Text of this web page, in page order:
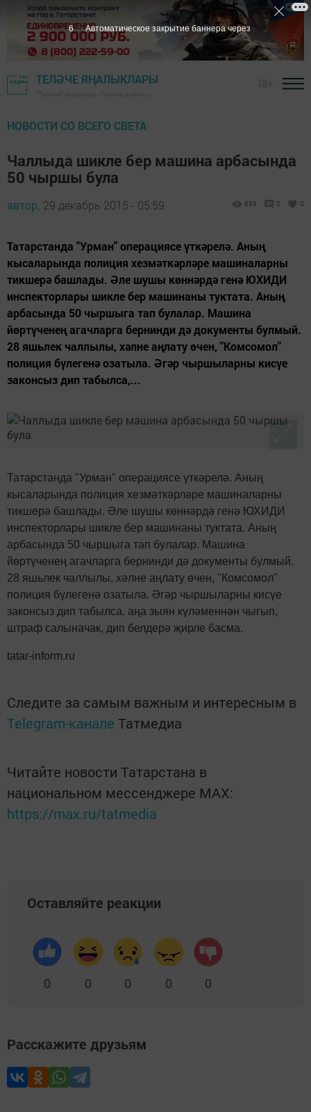
ТЕЛӘЧЕ ЯҢАЛЫКЛАРЫ
НОВОСТИ СО ВСЕГО СВЕТА
Чаллыда шикле бер машина арбасында
50 чыршы була
автор, 29 декабрь 2015 - 05:59 889 0 0
Татарстанда "Урман" операциясе үткәрелә. Аның
кысаларында полиция хезмәткәрләре машиналарны
тикшерә башлады. Әле шушы көннәрдә генә ЮХИДИ
инспекторлары шикле бер машинаны туктата. Аның
арбасында 50 чыршыга тап булалар. Машина
йөртүченең агачларга бернинди дә документы булмый.
28 яшьлек чаллылы, хәлне аңлату өчен, "Комсомол"
полиция бүлегенә озатыла. Әгәр чыршыларны кисүе
законсыз дип табылса,...
Татарстанда "Урман" операциясе үткәрелә. Аның
кысаларында полиция хезмәткәрләре машиналарны
тикшерә башлады. Әле шушы көннәрдә генә ЮХИДИ
инспекторлары шикле бер машинаны туктата. Аның
арбасында 50 чыршыга тап булалар. Машина
йөртүченең агачларга бернинди дә документы булмый.
28 яшьлек чаллылы, хәлне аңлату өчен, "Комсомол"
полиция бүлегенә озатыла. Әгәр чыршыларны кисүе
законсыз дип табылса, аңа зыян күләменнән чыгып,
штраф салыначак, дип белдерә җирле басма.
tatar-inform.ru
Следите за самым важным и интересным в
Telegram-канале Татмедиа
Читайте новости Татарстана в
национальном мессенджере MАХ:
https://max.ru/tatmedia
Оставляйте реакции
0 0 0 0 0
Расскажите друзьям
5 Автоматическое закрытие баннера через